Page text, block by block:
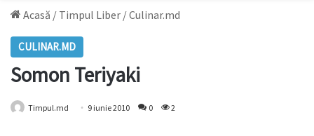
Acasă / Timpul Liber /Culinar.md
CULINAR.MD
Somon Teriyaki
Timpul.md 9 iunie 2010 0 2